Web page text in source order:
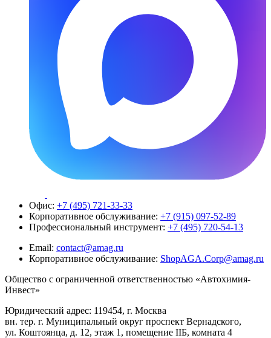
Офис: +7 (495) 721-33-33
Корпоративное обслуживание: +7 (915) 097-52-89
Профессиональный инструмент: +7 (495) 720-54-13
Email: contact@amag.ru
Корпоративное обслуживание: ShopAGA.Corp@amag.ru
Общество с ограниченной ответственностью «Автохимия-
Инвест»
Юридический адрес: 119454, г. Москва
вн. тер. г. Муниципальный округ проспект Вернадского,
ул. Коштоянца, д. 12, этаж 1, помещение IIБ, комната 4